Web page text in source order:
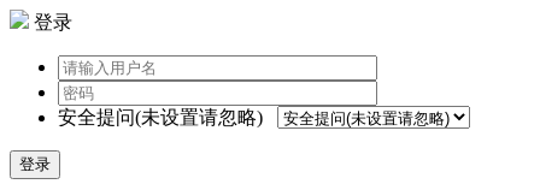
登录
安全提问(未设置请忽略)
登录